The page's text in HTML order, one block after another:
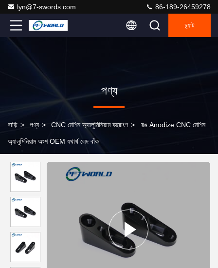
lyn@7-swords.com 86-189-26459278
চ্যাট
পণ্য
বাড়ি > পণ্য > CNC মেশিন অ্যালুমিনিয়াম যন্ত্রাংশ > রঙ Anodize CNC মেশিন
অ্যালুমিনিয়াম অংশ OEM যথার্থ লেদ বাঁক